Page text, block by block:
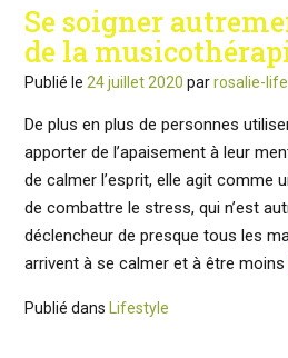
Se soigner
de la
Publié le 24 juillet 2020 parrosalie-life
De plus en plus de personnes
apporter de l’apaisement à leur
de calmer l’esprit, elle agit comme
de combattre le stress, qui n’est
déclencheur de presque tous les
arrivent à se calmer et à être moins
Publié dans Lifestyle